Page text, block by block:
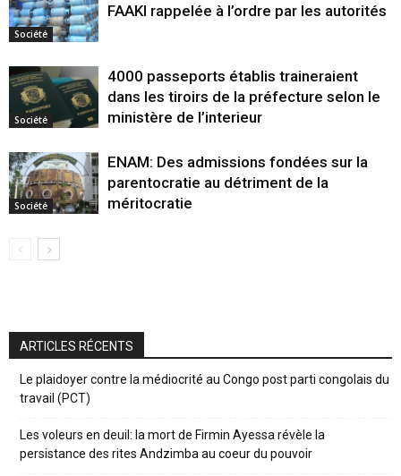
Société
FAAKI rappelée à l’ordre par les autorités
Société
4000 passeports établis traineraient
dans les tiroirs de la préfecture selon le
ministère de l’interieur
Société
ENAM: Des admissions fondées sur la
parentocratie au détriment de la
méritocratie
ARTICLES RÉCENTS
Le plaidoyer contre la médiocrité au Congo post parti congolais du
travail (PCT)
Les voleurs en deuil: la mort de Firmin Ayessa révèle la
persistance des rites Andzimba au coeur du pouvoir